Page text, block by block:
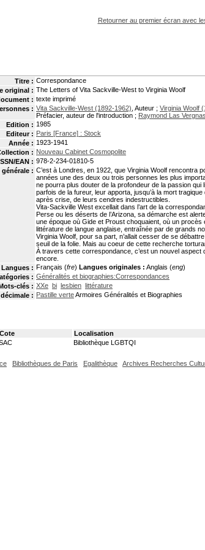
Retourner au premier écran avec
Titre : Correspondance
original : The Letters of Vita Sackville-West to Virginia Woolf
: texte imprimé
: Vita Sackville-West (1892-1962) , Auteur ; Virginia Woolf
Préfacier, auteur de l'introduction ; Raymond Las Vergnas
Edition : 1985
Editeur : Paris [France] : Stock
Année : 1923-1941
: Nouveau Cabinet Cosmopolite
EAN : 978-2-234-01810-5
générale : C’est à Londres, en 1922, que Virginia Woolf rencontra
années une des deux ou trois personnes les plus
ne pourra plus douter de la profondeur de la passion
parfois de la fureur, leur apporta, jusqu’à la mort
après crise, de leurs cendres indestructibles.
Vita-Sackville West excellait dans l’art de la
Perse ou les déserts de l’Arizona, sa démarche est
une époque où Gide et Proust choquaient, où un
littérature de langue anglaise, entraînée par de grands
Virginia Woolf, pour sa part, n’allait cesser de se
seuil de la folie. Mais au coeur de cette recherche
À travers cette correspondance, c’est un nouvel
encore.
Langues : Français (fre) Langues originales : Anglais (eng)
: Généralités et biographies:Correspondances
clés : XXe bi lesbien littérature
: Pastille verteArmoires Généralités et Biographies
Cote Localisation
Bibliothèque LGBTQI
Bibliothèques de Paris Egalithèque Archives Recherches